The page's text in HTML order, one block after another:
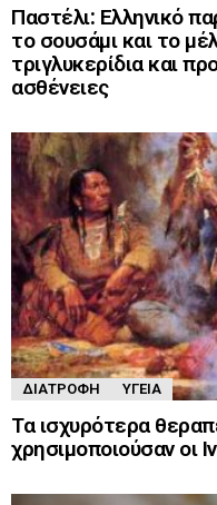
Παστέλι: Ελληνικό
το σουσάμι και το
τριγλυκερίδια και
ασθένειες
ΔΙΑΤΡΟΦΉ ΥΓΕΊΑ
Τα ισχυρότερα
χρησιμοποιούσαν οι